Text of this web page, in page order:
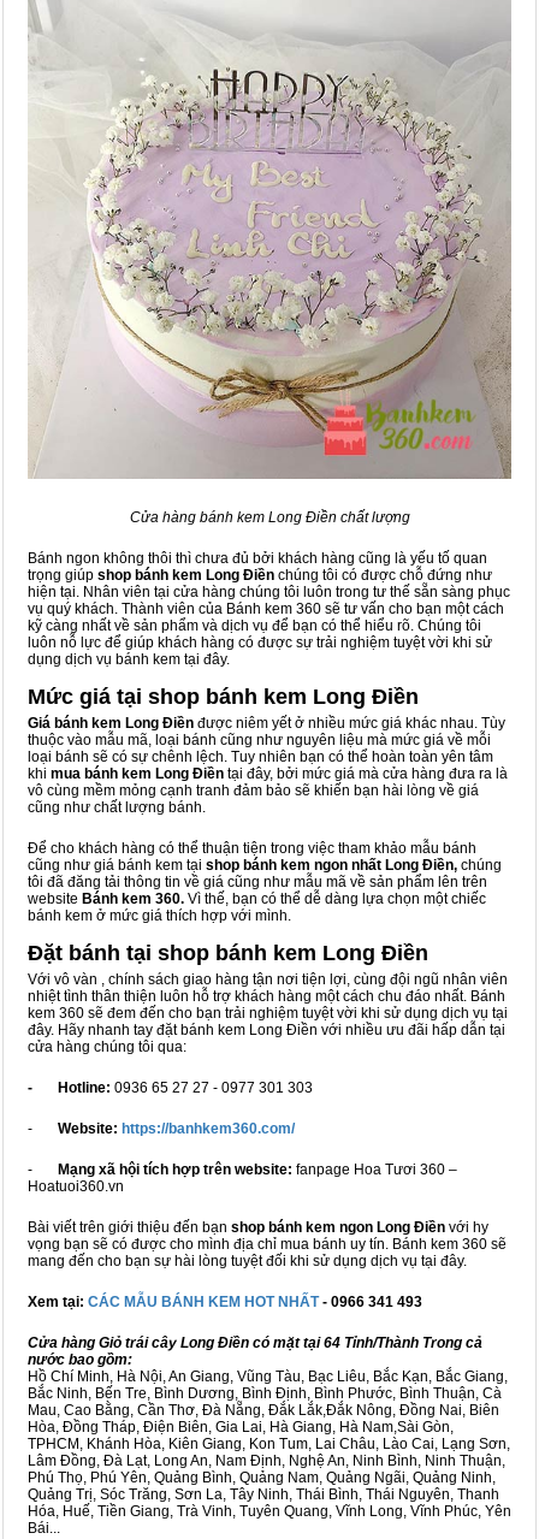
Cửa hàng bánh kem Long Điền chất lượng
Bánh ngon không thôi thì chưa đủ bởi khách hàng cũng là yếu tố quan
trọng giúp shop bánh kem Long Điền chúng tôi có được chỗ đứng như
hiện tại. Nhân viên tại cửa hàng chúng tôi luôn trong tư thế sẵn sàng phục
vụ quý khách. Thành viên của Bánh kem 360 sẽ tư vấn cho bạn một cách
kỹ càng nhất về sản phẩm và dịch vụ để bạn có thể hiểu rõ. Chúng tôi
luôn nỗ lực để giúp khách hàng có được sự trải nghiệm tuyệt vời khi sử
dụng dịch vụ bánh kem tại đây.
Mức giá tại shop bánh kem Long Điền
Giá bánh kem Long Điền được niêm yết ở nhiều mức giá khác nhau. Tùy
thuộc vào mẫu mã, loại bánh cũng như nguyên liệu mà mức giá về mỗi
loại bánh sẽ có sự chênh lệch. Tuy nhiên bạn có thể hoàn toàn yên tâm
khi mua bánh kem Long Điền tại đây, bởi mức giá mà cửa hàng đưa ra là
vô cùng mềm mỏng cạnh tranh đảm bảo sẽ khiến bạn hài lòng về giá
cũng như chất lượng bánh.
Để cho khách hàng có thể thuận tiện trong việc tham khảo mẫu bánh
cũng như giá bánh kem tại shop bánh kem ngon nhất Long Điền, chúng
tôi đã đăng tải thông tin về giá cũng như mẫu mã về sản phẩm lên trên
website Bánh kem 360. Vì thế, bạn có thể dễ dàng lựa chọn một chiếc
bánh kem ở mức giá thích hợp với mình.
Đặt bánh tại shop bánh kem Long Điền
Với vô vàn , chính sách giao hàng tận nơi tiện lợi, cùng đội ngũ nhân viên
nhiệt tình thân thiện luôn hỗ trợ khách hàng một cách chu đáo nhất. Bánh
kem 360 sẽ đem đến cho bạn trải nghiệm tuyệt vời khi sử dụng dịch vụ tại
đây. Hãy nhanh tay đặt bánh kem Long Điền với nhiều ưu đãi hấp dẫn tại
cửa hàng chúng tôi qua:
- Hotline: 0936 65 27 27 - 0977 301 303
- Website: https://banhkem360.com/
- Mạng xã hội tích hợp trên website: fanpage Hoa Tươi 360 –
Hoatuoi360.vn
Bài viết trên giới thiệu đến bạn shop bánh kem ngon Long Điền với hy
vọng bạn sẽ có được cho mình địa chỉ mua bánh uy tín. Bánh kem 360 sẽ
mang đến cho bạn sự hài lòng tuyệt đối khi sử dụng dịch vụ tại đây.
Xem tại: CÁC MẪU BÁNH KEM HOT NHẤT- 0966 341 493
Cửa hàng Giỏ trái cây Long Điền có mặt tại 64 Tỉnh/Thành Trong cả
nước bao gồm:
Hồ Chí Minh, Hà Nội, An Giang, Vũng Tàu, Bạc Liêu, Bắc Kạn, Bắc Giang,
Bắc Ninh, Bến Tre, Bình Dương, Bình Định, Bình Phước, Bình Thuận, Cà
Mau, Cao Bằng, Cần Thơ, Đà Nẵng, Đắk Lắk,Đắk Nông, Đồng Nai, Biên
Hòa, Đồng Tháp, Điện Biên, Gia Lai, Hà Giang, Hà Nam,Sài Gòn,
TPHCM, Khánh Hòa, Kiên Giang, Kon Tum, Lai Châu, Lào Cai, Lạng Sơn,
Lâm Đồng, Đà Lạt, Long An, Nam Định, Nghệ An, Ninh Bình, Ninh Thuận,
Phú Thọ, Phú Yên, Quảng Bình, Quảng Nam, Quảng Ngãi, Quảng Ninh,
Quảng Trị, Sóc Trăng, Sơn La, Tây Ninh, Thái Bình, Thái Nguyên, Thanh
Hóa, Huế, Tiền Giang, Trà Vinh, Tuyên Quang, Vĩnh Long, Vĩnh Phúc, Yên
Bái...